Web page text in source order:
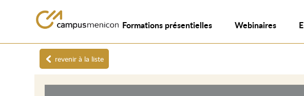
Formations présentielles Webinaires
revenir à la liste